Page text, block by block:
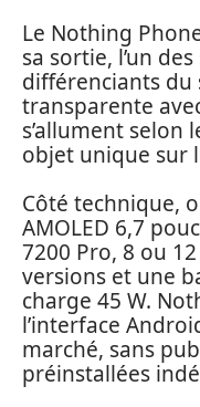
Le Nothing
sa sortie, l’un
différenciants du
transparente
s’allument selon
objet unique sur
Côté technique,
AMOLED 6,7
7200 Pro, 8 ou
versions et une
charge 45 W.
l’interface
marché, sans
préinstallées